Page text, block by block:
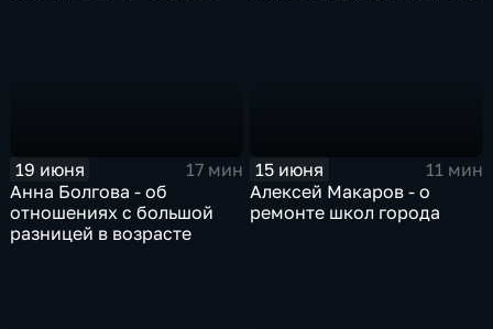
19 июня
17 мин
Анна Болгова - об
отношениях с большой
разницей в возрасте
15 июня
11 мин
Алексей Макаров - о
ремонте школ города